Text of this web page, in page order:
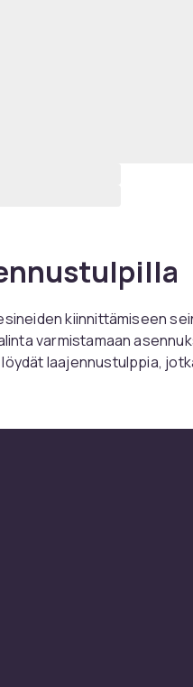
kiinnittämiseen
varmistamaan
laajennustulppia,
löytäminen tiettyyn
valikoiman
kaikki tuotteet ja löydä
ero korkealaatuisilla